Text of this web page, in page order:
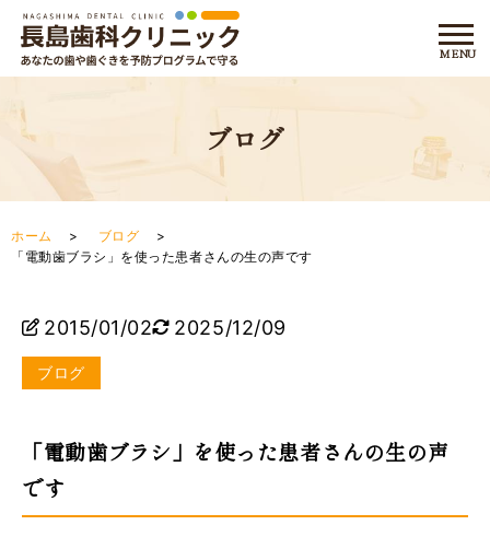
ブログ
ホーム
ブログ
「電動歯ブラシ」を使った患者さんの生の声です
2015/01/02 2025/12/09
ブログ
「電動歯ブラシ」を使った患者さんの生の声
です